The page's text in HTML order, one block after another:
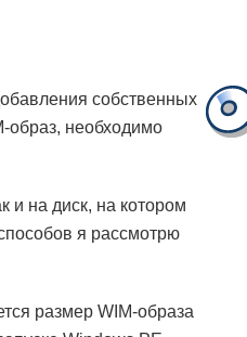
собственных
образ, необходимо
и на диск, на котором
я рассмотрю
размер WIM-образа